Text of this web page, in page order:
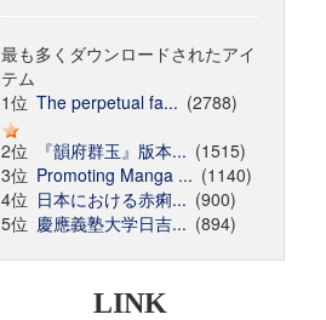
最も多くダウンロードされたアイ
テム
1位 The perpetual fa... (2788)
2位
『韻府群玉』版本... (1515)
3位 Promoting Manga ... (1140)
4位 日本における赤痢... (900)
5位 慶應義塾大学日吉... (894)
LINK